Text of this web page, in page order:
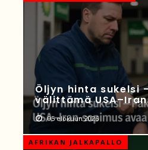
Öljyn hinta sukelsi
välittämä
05 elokuun 2026
AFRIKAN JALKAPALLO